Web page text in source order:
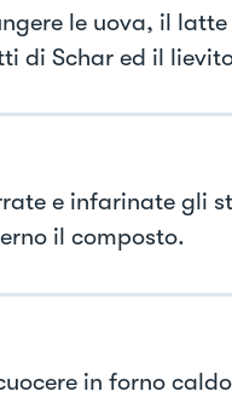
le uova, il
di Schar ed il
e infarinate gli
il composto.
in forno